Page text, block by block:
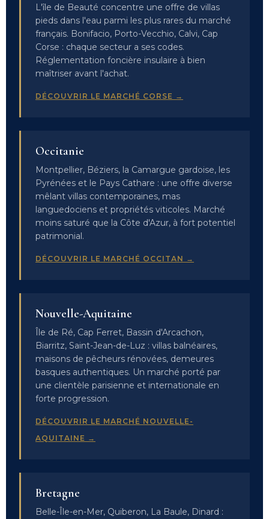
L'île de Beauté concentre une offre de villas
pieds dans l'eau parmi les plus rares du marché
français. Bonifacio, Porto-Vecchio, Calvi, Cap
Corse : chaque secteur a ses codes.
Réglementation foncière insulaire à bien
maîtriser avant l'achat.
DÉCOUVRIR LE MARCHÉ CORSE →
Occitanie
Montpellier, Béziers, la Camargue gardoise, les
Pyrénées et le Pays Cathare : une offre diverse
mêlant villas contemporaines, mas
languedociens et propriétés viticoles. Marché
moins saturé que la Côte d'Azur, à fort potentiel
patrimonial.
DÉCOUVRIR LE MARCHÉ OCCITAN →
Nouvelle-Aquitaine
Île de Ré, Cap Ferret, Bassin d'Arcachon,
Biarritz, Saint-Jean-de-Luz : villas balnéaires,
maisons de pêcheurs rénovées, demeures
basques authentiques. Un marché porté par
une clientèle parisienne et internationale en
forte progression.
DÉCOUVRIR LE MARCHÉ NOUVELLE-
AQUITAINE →
Bretagne
Belle-Île-en-Mer, Quiberon, La Baule, Dinard :